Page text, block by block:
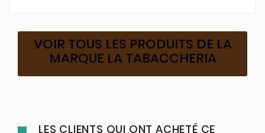
VOIR TOUS LES PRODUITS DE LA
MARQUE LA TABACCHERIA
LES CLIENTS QUI ONT ACHETÉ CE